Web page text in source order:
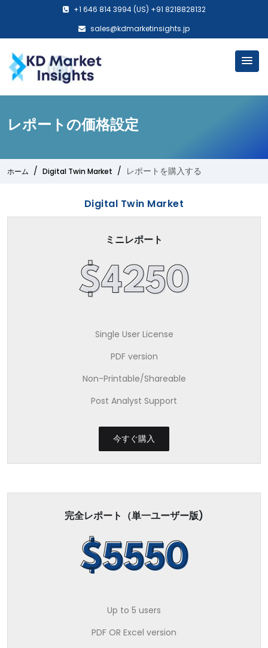
+1 646 814 3994 (US) +91 8218828132
sales@kdmarketinsights.jp
レポートの価格設定
ホーム Digital Twin Market レポートを購入する
Digital Twin Market
ミニレポート
$4250
Single User License
PDF version
Non-Printable/Shareable
Post Analyst Support
今すぐ購入
完全レポート（単一ユーザー版)
$5550
Up to 5 users
PDF OR Excel version